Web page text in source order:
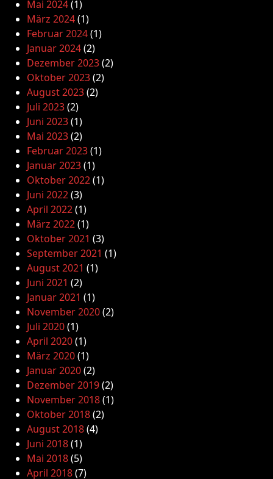
Mai 2024(1)
März 2024(1)
Februar 2024(1)
Januar 2024(2)
Dezember 2023(2)
Oktober 2023(2)
August 2023(2)
Juli 2023(2)
Juni 2023(1)
Mai 2023(2)
Februar 2023(1)
Januar 2023(1)
Oktober 2022(1)
Juni 2022(3)
April 2022(1)
März 2022(1)
Oktober 2021 (3)
September 2021 (1)
August 2021 (1)
Juni 2021 (2)
Januar 2021 (1)
November 2020(2)
Juli 2020(1)
April 2020(1)
März 2020(1)
Januar 2020(2)
Dezember 2019(2)
November 2018(1)
Oktober 2018(2)
August 2018(4)
Juni 2018(1)
Mai 2018(5)
April 2018(7)